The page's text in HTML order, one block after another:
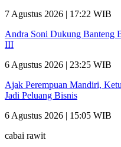
7 Agustus 2026 | 17:22 WIB
Andra Soni Dukung Banteng
III
6 Agustus 2026 | 23:25 WIB
Ajak Perempuan Mandiri,
Jadi Peluang Bisnis
6 Agustus 2026 | 15:05 WIB
cabai rawit